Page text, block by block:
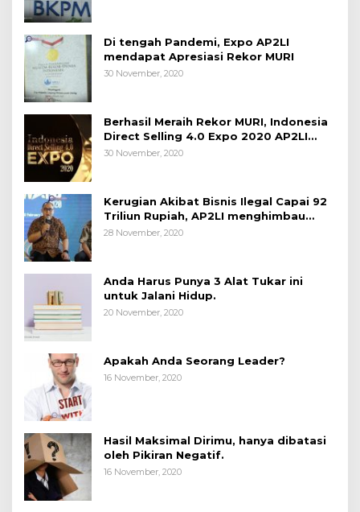
Di tengah Pandemi, Expo AP2LI
mendapat Apresiasi Rekor MURI
30 November, 2020
Berhasil Meraih Rekor MURI, Indonesia
Direct Selling 4.0 Expo 2020 AP2LI
berakhir sangat memuaskan
30 November, 2020
Kerugian Akibat Bisnis Ilegal Capai 92
Triliun Rupiah, AP2LI menghimbau
masyarakat Waspada.
28 November, 2020
Anda Harus Punya 3 Alat Tukar ini
untuk Jalani Hidup.
20 November, 2020
Apakah Anda Seorang Leader?
16 November, 2020
Hasil Maksimal Dirimu, hanya dibatasi
oleh Pikiran Negatif.
16 November, 2020